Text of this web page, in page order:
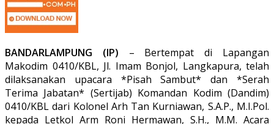
BANDARLAMPUNG (IP) – Bertempat di Lapangan
Makodim 0410/KBL, Jl. Imam Bonjol, Langkapura, telah
dilaksanakan upacara *Pisah Sambut* dan *Serah
Terima Jabatan* (Sertijab) Komandan Kodim (Dandim)
0410/KBL dari Kolonel Arh Tan Kurniawan, S.A.P., M.I.Pol.
kepada Letkol Arm Roni Hermawan, S.H., M.M. Acara